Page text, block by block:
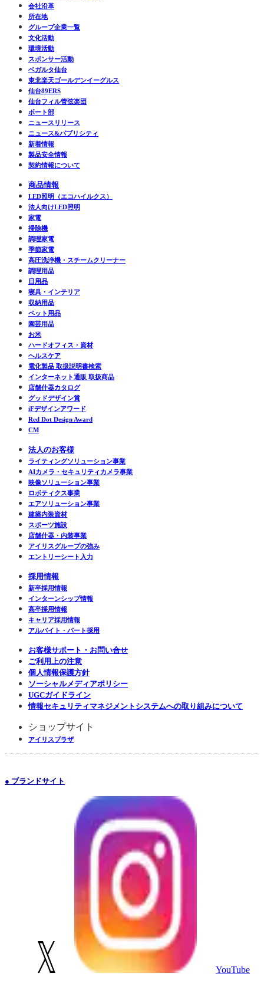
会社沿革
所在地
グループ企業一覧
文化活動
環境活動
スポンサー活動
ベガルタ仙台
東北楽天ゴールデンイーグルス
仙台89ERS
仙台フィル管弦楽団
ボート部
ニュースリリース
ニュース&パブリシティ
新着情報
製品安全情報
契約情報について
商品情報
LED照明（エコハイルクス）
法人向けLED照明
家電
掃除機
調理家電
季節家電
高圧洗浄機・スチームクリーナー
調理用品
日用品
寝具・インテリア
収納用品
ペット用品
園芸用品
お米
ハードオフィス・資材
ヘルスケア
電化製品 取扱説明書検索
インターネット通販 取扱商品
店舗什器カタログ
グッドデザイン賞
iFデザインアワード
Red Dot Design Award
CM
法人のお客様
ライティングソリューション事業
AIカメラ・セキュリティカメラ事業
映像ソリューション事業
ロボティクス事業
エアソリューション事業
建築内装資材
スポーツ施設
店舗什器・内装事業
アイリスグループの強み
エントリーシート入力
採用情報
新卒採用情報
インターンシップ情報
高卒採用情報
キャリア採用情報
アルバイト・パート採用
お客様サポート・お問い合せ
ご利用上の注意
個人情報保護方針
ソーシャルメディアポリシー
UGCガイドライン
情報セキュリティマネジメントシステムへの取り組みについて
ショップサイト
アイリスプラザ
● ブランドサイト
YouTube